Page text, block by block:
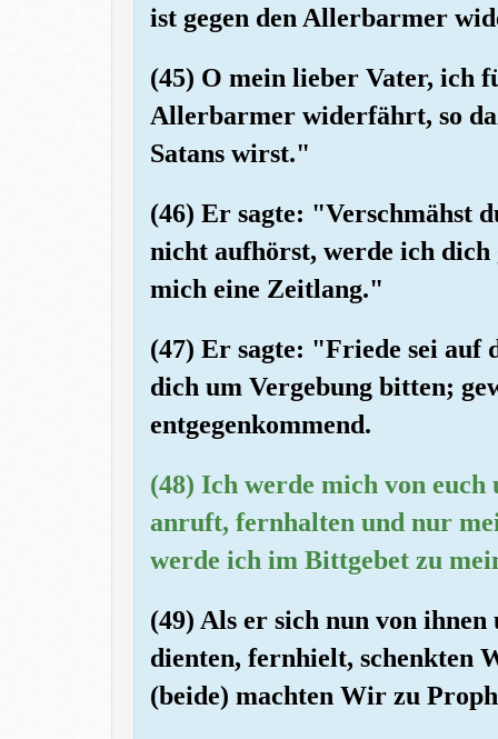
ist gegen den Allerbarmer
(45) O mein lieber Vater, ich
Allerbarmer widerfährt, so
Satans wirst."
(46) Er sagte: "Verschmähst
nicht aufhörst, werde ich dich
mich eine Zeitlang."
(47) Er sagte: "Friede sei
dich um Vergebung bitten;
entgegenkommend.
(48) Ich werde mich von
anruft, fernhalten und nur
werde ich im Bittgebet zu
(49) Als er sich nun von
dienten, fernhielt, schenkten
(beide) machten Wir zu